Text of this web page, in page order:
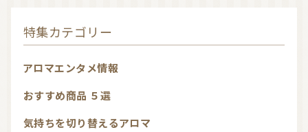
特集カテゴリー
アロマエンタメ情報
おすすめ商品 ５選
気持ちを切り替えるアロマ